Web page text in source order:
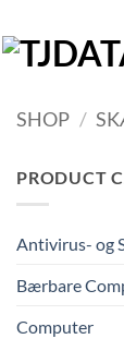
til
indhold
SHOP /
PRODUCT
Antivirus- og
Bærbare
Computer